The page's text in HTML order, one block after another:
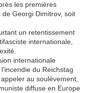
les premières
Georgi Dimitrov, soit
un retentissement
internationale,
internationale
du Reichstag
au soulèvement,
diffuse en Europe